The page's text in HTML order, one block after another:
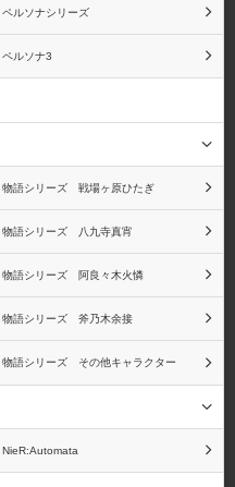
ワンピース
Portrait.Of.Piratesシリー
ズ
ワンピース ログコレク
ペルソナシリーズ
ペルソナ3
物語シリーズ 戦場ヶ原ひたぎ
物語シリーズ 八九寺真宵
物語シリーズ 阿良々木火憐
物語シリーズ 斧乃木余接
物語シリーズ その他キャラクター
NieR:Automata